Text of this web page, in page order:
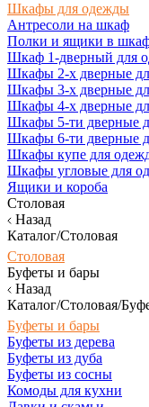
Шкафы для одежды
Антресоли на шкаф
Полки и ящики в
Шкаф 1-дверный для
Шкафы 2-х дверные
Шкафы 3-х дверные
Шкафы 4-х дверные
Шкафы 5-ти дверные
Шкафы 6-ти дверные
Шкафы купе для
Шкафы угловые для
Ящики и короба
Столовая
Назад
Каталог/Столовая
Столовая
Буфеты и бары
Назад
Каталог/Столовая/
Буфеты и бары
Буфеты из дерева
Буфеты из дуба
Буфеты из сосны
Комоды для кухни